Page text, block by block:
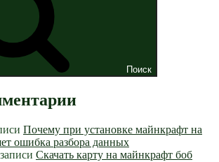
Поиск
Почему при установке майнкрафт на
ошибка разбора данных
Скачать карту на майнкрафт боб